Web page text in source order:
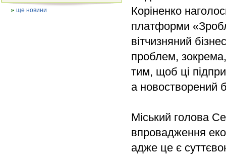
Коріненко
платформи
вітчизняний
проблем,
тим, щоб ці
а новостворений
Міський голова
впровадження
адже це є
ще новини